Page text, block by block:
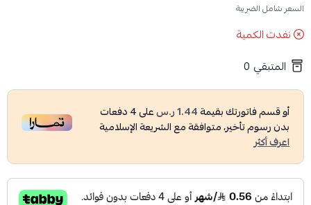
السعر شامل الضريبة
نفدت الكمية
المتبقي 0
أو قسم فاتورتك بقيمة1.44 ر.س على4دفعات
بدون رسوم تأخير، متوافقة مع الشريعة الإسلامية
اعرف أكثر